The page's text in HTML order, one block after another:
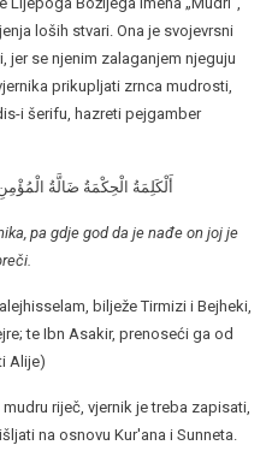
loših stvari. Ona je svojevrsni
jer se njenim zalaganjem njeguju
prikupljati zrnca mudrosti,
i šerifu, hazreti pejgamber
أَلْكَلِمَةُ الْحِكْمَةُ ضَالَّةُ
pa gdje god da je nađe on joj je
bilježe Tirmizi i Bejheki,
te Ibn Asakir, prenoseći ga od
Alije)
riječ, vjernik je treba zapisati,
na osnovu Kur'ana i Sunneta.